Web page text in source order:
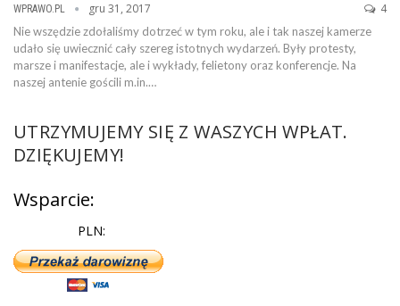
WPRAWO.PL gru 31, 2017 4
Nie wszędzie zdołaliśmy dotrzeć w tym roku, ale i tak naszej kamerze
udało się uwiecznić cały szereg istotnych wydarzeń. Były protesty,
marsze i manifestacje, ale i wykłady, felietony oraz konferencje. Na
naszej antenie gościli m.in.…
UTRZYMUJEMY SIĘ Z WASZYCH WPŁAT.
DZIĘKUJEMY!
Wsparcie:
PLN: